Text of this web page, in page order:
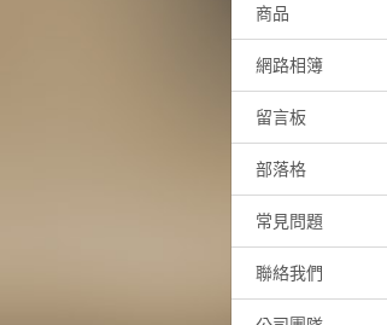
商品
網路相簿
留言板
部落格
常見問題
聯絡我們